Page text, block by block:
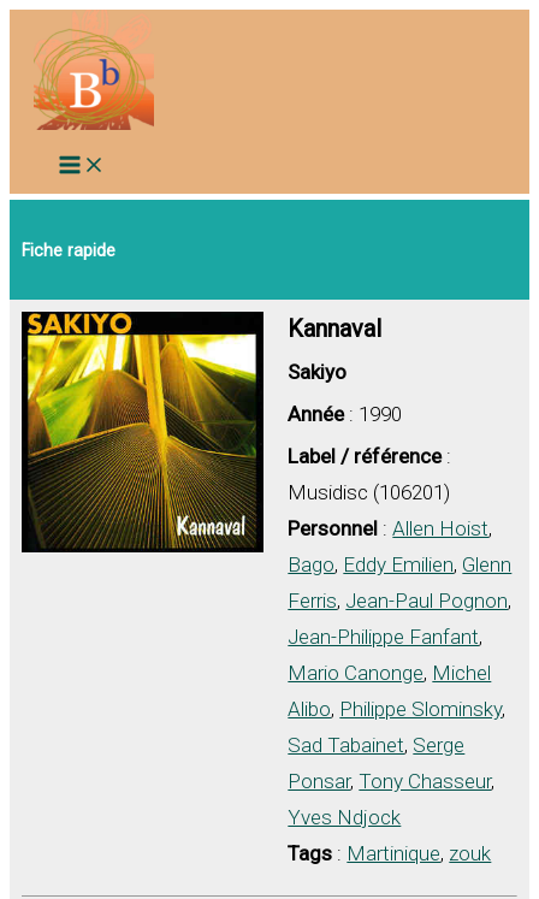
contenu
Fiche rapide
Kannaval
Sakiyo
Année: 1990
Label / référence:
Musidisc (106201)
Personnel :Allen Hoist,
Bago, Eddy Emilien, Glenn
Ferris, Jean-Paul Pognon,
Jean-Philippe Fanfant,
Mario Canonge, Michel
Alibo, Philippe Slominsky,
Sad Tabainet, Serge
Ponsar,Tony Chasseur,
Yves Ndjock
Tags : Martinique, zouk